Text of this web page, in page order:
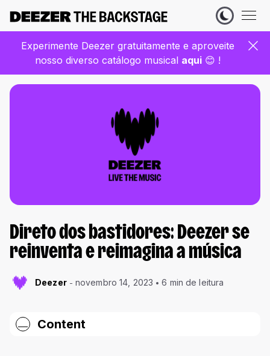
Experimente Deezer gratuitamente e aproveite
nosso diverso catálogo musical aqui 😊 !
Direto dos bastidores: Deezer se
reinventa e reimagina a música
Deezer novembro 14, 2023 6 min de leitura
Content